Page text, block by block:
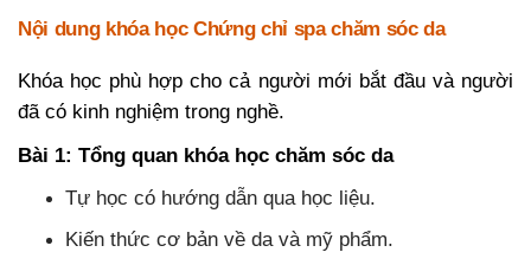
Nội dung khóa học Chứng chỉ spa chăm sóc da
Khóa học phù hợp cho cả người mới bắt đầu và người
đã có kinh nghiệm trong nghề.
Bài 1: Tổng quan khóa học chăm sóc da
Tự học có hướng dẫn qua học liệu.
Kiến thức cơ bản về da và mỹ phẩm.